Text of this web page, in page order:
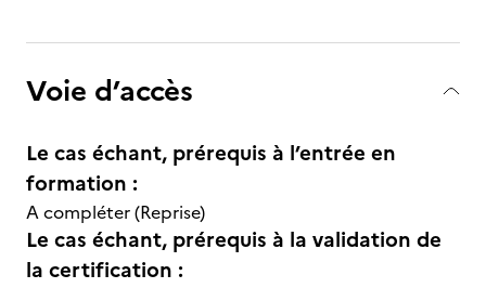
Voie d’accès
Le cas échant, prérequis à l’entrée en
formation :
A compléter (Reprise)
Le cas échant, prérequis à la validation de
la certification :